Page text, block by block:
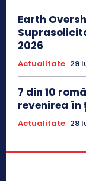
Earth
2026
Actualitate 29
7 din 10
revenirea
Actualitate 28